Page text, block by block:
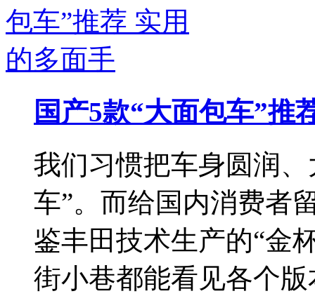
国产5款“大面包车”推
我们习惯把车身圆润
车”。而给国内消费者
鉴丰田技术生产的“金
街小巷都能看见各个版